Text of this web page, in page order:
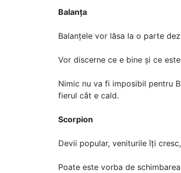
Balanța
Balanțele vor lăsa la o parte
Vor discerne ce e bine și ce
Nimic nu va fi imposibil pentru
fierul cât e cald.
Scorpion
Devii popular, veniturile îți
Poate este vorba de